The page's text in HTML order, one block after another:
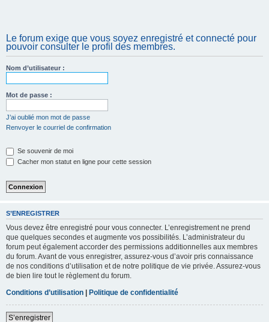
Le forum exige que vous soyez enregistré et connecté pour
pouvoir consulter le profil des membres.
Nom d’utilisateur :
Mot de passe :
J’ai oublié mon mot de passe
Renvoyer le courriel de confirmation
Se souvenir de moi
Cacher mon statut en ligne pour cette session
S’ENREGISTRER
Vous devez être enregistré pour vous connecter. L’enregistrement ne prend
que quelques secondes et augmente vos possibilités. L’administrateur du
forum peut également accorder des permissions additionnelles aux membres
du forum. Avant de vous enregistrer, assurez-vous d’avoir pris connaissance
de nos conditions d’utilisation et de notre politique de vie privée. Assurez-vous
de bien lire tout le règlement du forum.
Conditions d’utilisation | Politique de confidentialité
S’enregistrer